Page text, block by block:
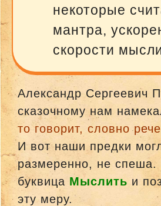
некоторые
мантра,
скорости
Александр Сергеевич
сказочному нам
то говорит, словно
И вот наши предки
размеренно, не спеша.
буквица Мыслить и
эту меру.